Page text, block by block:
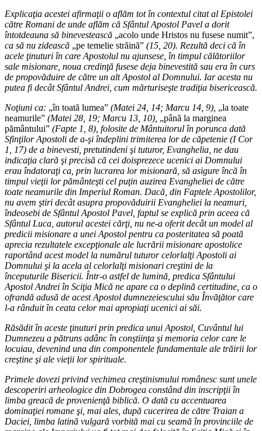
Explicaţia acestei afirmaţii o aflăm tot în contextul citat al Epistolei
către Romani de unde aflăm că Sfântul Apostol Pavel a dorit
întotdeauna să binevestească „acolo unde Hristos nu fusese numit”,
ca să nu zidească „pe temelie străină” (15, 20). Rezultă deci că în
acele ţinuturi în care Apostolul nu ajunsese, în timpul călătoriilor
sale misionare, noua credinţă fusese deja binevestită sau era în curs
de propovăduire de către un alt Apostol al Domnului. Iar acesta nu
putea fi decât Sfântul Andrei, cum mărturiseşte tradiţia bisericească.
Noţiuni ca: „în toată lumea” (Matei 24, 14; Marcu 14, 9), „la toate
neamurile” (Matei 28, 19; Marcu 13, 10), „până la marginea
pământului” (Fapte 1, 8), folosite de Mântuitorul în porunca dată
Sfinţilor Apostoli de a-şi îndeplini trimiterea lor de căpetenie (I Cor
1, 17) de a binevesti, pretutindeni şi tuturor, Evanghelia, ne dau
indicaţia clară şi precisă că cei doisprezece ucenici ai Domnului
erau îndatoraţi ca, prin lucrarea lor misionară, să asigure încă în
timpul vieţii lor pământeşti cel puţin auzirea Evangheliei de către
toate neamurile din Imperiul Roman. Dacă, din Faptele Apostolilor,
nu avem ştiri decât asupra propovăduirii Evangheliei la neamuri,
îndeosebi de Sfântul Apostol Pavel, faptul se explică prin aceea că
Sfântul Luca, autorul acestei cărţi, nu ne-a oferit decât un model al
predicii misionare a unei Apostol pentru ca posteritatea să poată
aprecia rezultatele excepţionale ale lucrării misionare apostolice
raportând acest model la numărul tuturor celorlalţi Apostoli ai
Domnului şi la acela al celorlalţi misionari creştini de la
începuturile Bisericii. Într-o astfel de lumină, predica Sfântului
Apostol Andrei în Sciţia Mică ne apare ca o deplină certitudine, ca o
ofrandă adusă de acest Apostol dumnezeiescului său Învăţător care
l-a rânduit în ceata celor mai apropiaţi ucenici ai săi.
Răsădit în aceste ţinuturi prin predica unui Apostol, Cuvântul lui
Dumnezeu a pătruns adânc în conştiinţa şi memoria celor care le
locuiau, devenind una din componentele fundamentale ale trăirii lor
creştine şi ale vieţii lor spirituale.
Primele dovezi privind vechimea creştinismului românesc sunt unele
descoperiri arheologice din Dobrogea constând din inscripţii în
limba greacă de provenienţă biblică. O dată cu accentuarea
dominaţiei romane şi, mai ales, după cucerirea de către Traian a
Daciei, limba latină vulgară vorbită mai cu seamă în provinciile de